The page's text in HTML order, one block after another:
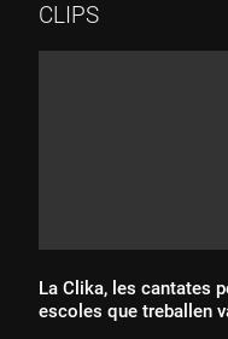
CLIPS
La Clika, les cantates
escoles que treballen